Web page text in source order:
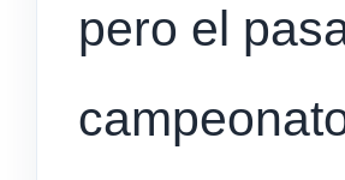
pero el